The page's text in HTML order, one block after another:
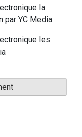
la
par YC Media.
les